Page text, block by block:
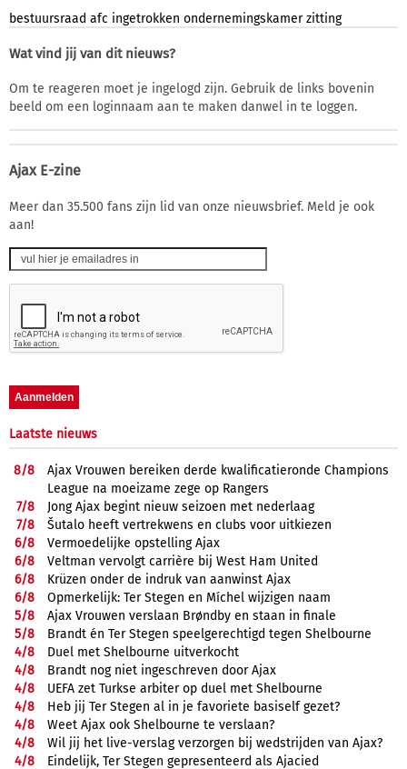
bestuursraad afc ingetrokken ondernemingskamer zitting
Wat vind jij van dit nieuws?
Om te reageren moet je ingelogd zijn. Gebruik de links bovenin
beeld om een loginnaam aan te maken danwel in te loggen.
Ajax E-zine
Meer dan 35.500 fans zijn lid van onze nieuwsbrief. Meld je ook
aan!
Laatste nieuws
8/8
Ajax Vrouwen bereiken derde kwalificatieronde Champions
League na moeizame zege op Rangers
7/8
Jong Ajax begint nieuw seizoen met nederlaag
7/8
Šutalo heeft vertrekwens en clubs voor uitkiezen
6/8
Vermoedelijke opstelling Ajax
6/8
Veltman vervolgt carrière bij West Ham United
6/8
Krüzen onder de indruk van aanwinst Ajax
6/8
Opmerkelijk: Ter Stegen en Míchel wijzigen naam
5/8
Ajax Vrouwen verslaan Brøndby en staan in finale
5/8
Brandt én Ter Stegen speelgerechtigd tegen Shelbourne
4/8
Duel met Shelbourne uitverkocht
4/8
Brandt nog niet ingeschreven door Ajax
4/8
UEFA zet Turkse arbiter op duel met Shelbourne
4/8
Heb jij Ter Stegen al in je favoriete basiself gezet?
4/8
Weet Ajax ook Shelbourne te verslaan?
4/8
Wil jij het live-verslag verzorgen bij wedstrijden van Ajax?
4/8
Eindelijk, Ter Stegen gepresenteerd als Ajacied